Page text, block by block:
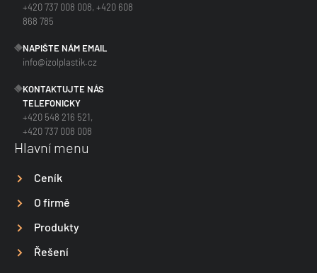
+420 737 008 008, +420 608
868 785
NAPIŠTE NÁM EMAIL
info@izolplastik.cz
KONTAKTUJTE NÁS
TELEFONICKY
+420 548 216 521,
+420 737 008 008
Hlavní menu
Ceník
O firmě
Produkty
Řešení